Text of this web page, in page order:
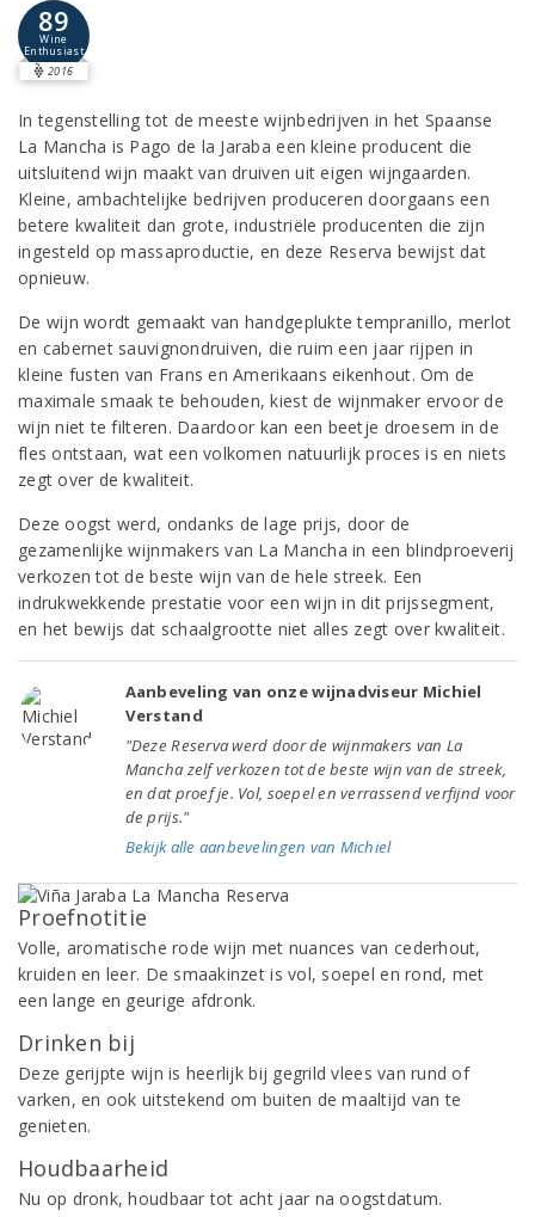
89
Wine
Enthusiast
2016
In tegenstelling tot de meeste wijnbedrijven in het Spaanse
La Mancha is Pago de la Jaraba een kleine producent die
uitsluitend wijn maakt van druiven uit eigen wijngaarden.
Kleine, ambachtelijke bedrijven produceren doorgaans een
betere kwaliteit dan grote, industriële producenten die zijn
ingesteld op massaproductie, en deze Reserva bewijst dat
opnieuw.
De wijn wordt gemaakt van handgeplukte tempranillo, merlot
en cabernet sauvignondruiven, die ruim een jaar rijpen in
kleine fusten van Frans en Amerikaans eikenhout. Om de
maximale smaak te behouden, kiest de wijnmaker ervoor de
wijn niet te filteren. Daardoor kan een beetje droesem in de
fles ontstaan, wat een volkomen natuurlijk proces is en niets
zegt over de kwaliteit.
Deze oogst werd, ondanks de lage prijs, door de
gezamenlijke wijnmakers van La Mancha in een blindproeverij
verkozen tot de beste wijn van de hele streek. Een
indrukwekkende prestatie voor een wijn in dit prijssegment,
en het bewijs dat schaalgrootte niet alles zegt over kwaliteit.
Aanbeveling van onze wijnadviseur Michiel
Verstand
"Deze Reserva werd door de wijnmakers van La
Mancha zelf verkozen tot de beste wijn van de streek,
en dat proef je. Vol, soepel en verrassend verfijnd voor
de prijs."
Bekijk alle aanbevelingen van Michiel
Proefnotitie
Volle, aromatische rode wijn met nuances van cederhout,
kruiden en leer. De smaakinzet is vol, soepel en rond, met
een lange en geurige afdronk.
Drinken bij
Deze gerijpte wijn is heerlijk bij gegrild vlees van rund of
varken, en ook uitstekend om buiten de maaltijd van te
genieten.
Houdbaarheid
Nu op dronk, houdbaar tot acht jaar na oogstdatum.